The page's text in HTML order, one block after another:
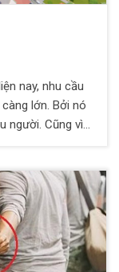
nay, nhu cầu
lớn. Bởi nó
người. Cũng vì
tội phạm và kẻ
sự quản lý và
cho khu đô
ban quản lý